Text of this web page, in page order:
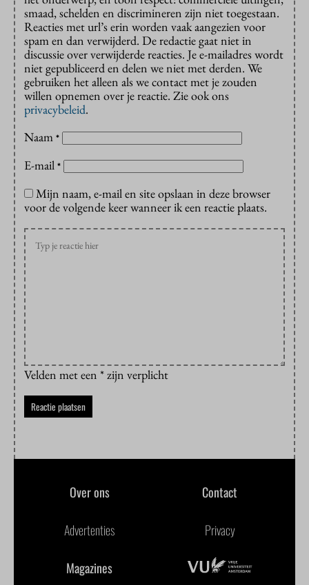
smaad, schelden en discrimineren zijn niet toegestaan.
Reacties met url’s erin worden vaak aangezien voor
spam en dan verwijderd. De redactie gaat niet in
discussie over verwijderde reacties. Je e-mailadres wordt
niet gepubliceerd en delen we niet met derden. We
gebruiken het alleen als we contact met je zouden
willen opnemen over je reactie. Zie ook ons
privacybeleid.
Naam *
E-mail *
Mijn naam, e-mail en site opslaan in deze browser
voor de volgende keer wanneer ik een reactie plaats.
Velden met een * zijn verplicht
Over ons Contact
Advertenties Privacy
Magazines